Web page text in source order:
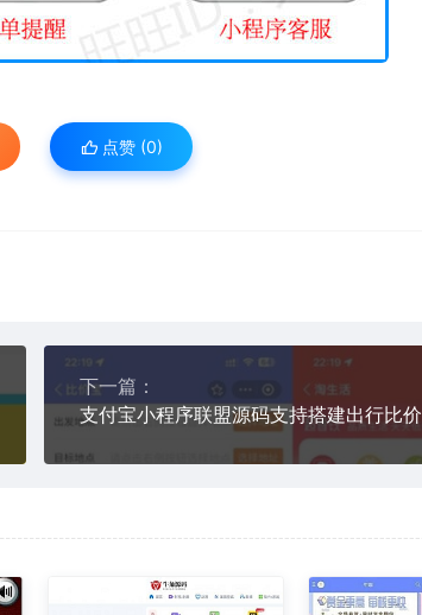
点赞 (0)
下一篇：
支付宝小程序联盟源码支持搭建出行比价